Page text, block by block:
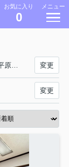
お気に入り
0
メニュー
変更
変更